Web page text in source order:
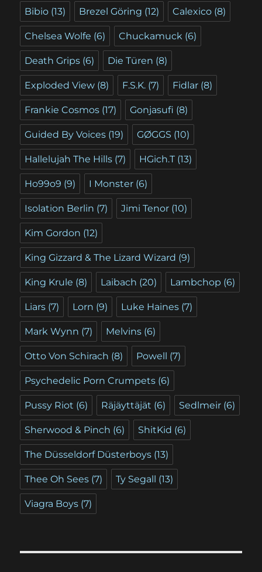
Bibio (13) Brezel Göring (12) Calexico (8)
Chelsea Wolfe (6) Chuckamuck (6)
Death Grips (6) Die Türen (8)
Exploded View (8) F.S.K. (7) Fidlar (8)
Frankie Cosmos (17) Gonjasufi (8)
Guided By Voices (19) GØGGS (10)
Hallelujah The Hills (7) HGich.T (13)
Ho99o9 (9) I Monster (6)
Isolation Berlin (7) Jimi Tenor (10)
Kim Gordon (12)
King Gizzard & The Lizard Wizard (9)
King Krule (8) Laibach (20) Lambchop (6)
Liars (7) Lorn (9) Luke Haines (7)
Mark Wynn (7) Melvins (6)
Otto Von Schirach (8) Powell (7)
Psychedelic Porn Crumpets (6)
Pussy Riot (6) Räjäyttäjät (6) Sedlmeir (6)
Sherwood & Pinch (6) ShitKid (6)
The Düsseldorf Düsterboys (13)
Thee Oh Sees (7) Ty Segall (13)
Viagra Boys (7)